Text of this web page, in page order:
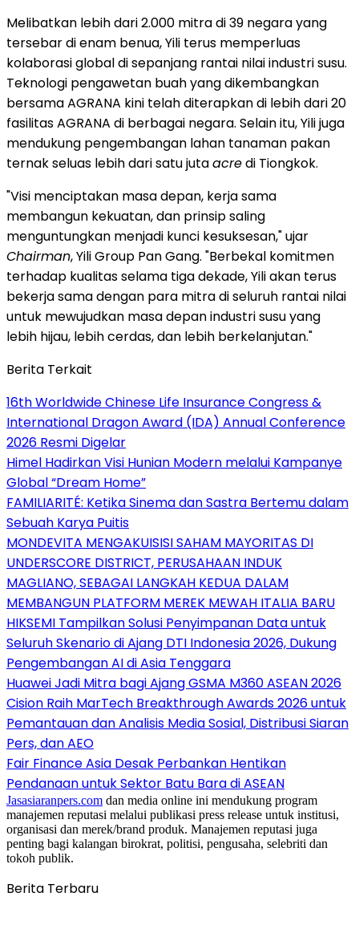
Melibatkan lebih dari 2.000 mitra di 39 negara yang
tersebar di enam benua, Yili terus memperluas
kolaborasi global di sepanjang rantai nilai industri susu.
Teknologi pengawetan buah yang dikembangkan
bersama AGRANA kini telah diterapkan di lebih dari 20
fasilitas AGRANA di berbagai negara. Selain itu, Yili juga
mendukung pengembangan lahan tanaman pakan
ternak seluas lebih dari satu jutaacredi Tiongkok.
"Visi menciptakan masa depan, kerja sama
membangun kekuatan, dan prinsip saling
menguntungkan menjadi kunci kesuksesan," ujar
Chairman, Yili Group Pan Gang. "Berbekal komitmen
terhadap kualitas selama tiga dekade, Yili akan terus
bekerja sama dengan para mitra di seluruh rantai nilai
untuk mewujudkan masa depan industri susu yang
lebih hijau, lebih cerdas, dan lebih berkelanjutan."
Berita Terkait
16th Worldwide Chinese Life Insurance Congress &
International Dragon Award (IDA) Annual Conference
2026 Resmi Digelar
Himel Hadirkan Visi Hunian Modern melalui Kampanye
Global “Dream Home”
FAMILIARITÉ: Ketika Sinema dan Sastra Bertemu dalam
Sebuah Karya Puitis
MONDEVITA MENGAKUISISI SAHAM MAYORITAS DI
UNDERSCORE DISTRICT, PERUSAHAAN INDUK
MAGLIANO, SEBAGAI LANGKAH KEDUA DALAM
MEMBANGUN PLATFORM MEREK MEWAH ITALIA BARU
HIKSEMI Tampilkan Solusi Penyimpanan Data untuk
Seluruh Skenario di Ajang DTI Indonesia 2026, Dukung
Pengembangan AI di Asia Tenggara
Huawei Jadi Mitra bagi Ajang GSMA M360 ASEAN 2026
Cision Raih MarTech Breakthrough Awards 2026 untuk
Pemantauan dan Analisis Media Sosial, Distribusi Siaran
Pers, dan AEO
Fair Finance Asia Desak Perbankan Hentikan
Pendanaan untuk Sektor Batu Bara di ASEAN
Jasasiaranpers.com dan media online ini mendukung program
manajemen reputasi melalui publikasi press release untuk institusi,
organisasi dan merek/brand produk. Manajemen reputasi juga
penting bagi kalangan birokrat, politisi, pengusaha, selebriti dan
tokoh publik.
Berita Terbaru